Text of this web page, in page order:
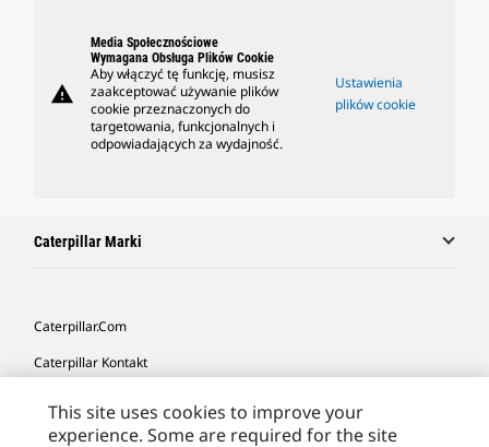
warning
Media Społecznościowe
Wymagana Obsługa Plików Cookie
Aby włączyć tę funkcję, musisz
zaakceptować używanie plików
cookie przeznaczonych do
targetowania, funkcjonalnych i
odpowiadających za wydajność.
Ustawienia
plików cookie
Caterpillar Marki
Caterpillar.com
Caterpillar Kontakt
Moje Preferencje Marketingowe
This site uses cookies to improve your
experience. Some are required for the site